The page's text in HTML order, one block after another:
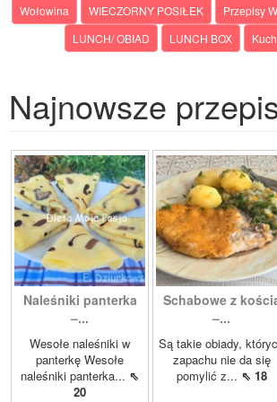
Wołowina WIECZORNY POSIŁEK Przepisy
LUNCH/ OBIAD
LUNCH BOX
Najnowsze
Naleśniki panterka
–...
Wesołe naleśniki w
panterkę Wesołe
naleśniki panterka... ⇖
20
Schabowe z
–...
Są takie obiady,
zapachu nie da się
pomylić z... ⇖ 18